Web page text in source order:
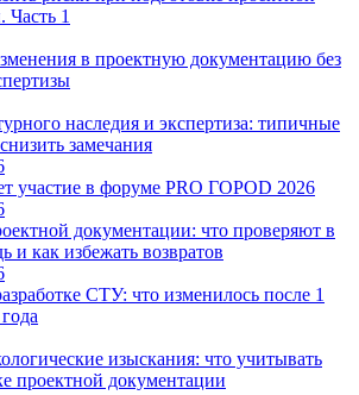
Часть 1
в проектную документацию без
наследия и экспертиза: типичные
замечания
участие в форуме PRO ГОРОD 2026
документации: что проверяют в
и как избежать возвратов
СТУ: что изменилось после 1
изыскания: что учитывать
проектной документации